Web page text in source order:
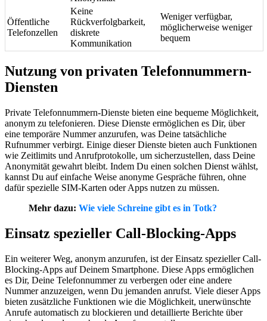
Öffentliche
Telefonzellen
Keine
Rückverfolgbarkeit,
diskrete
Kommunikation
Weniger verfügbar,
möglicherweise weniger
bequem
Nutzung von privaten Telefonnummern-
Diensten
Private Telefonnummern-Dienste bieten eine bequeme Möglichkeit,
anonym zu telefonieren. Diese Dienste ermöglichen es Dir, über
eine temporäre Nummer anzurufen, was Deine tatsächliche
Rufnummer verbirgt. Einige dieser Dienste bieten auch Funktionen
wie Zeitlimits und Anrufprotokolle, um sicherzustellen, dass Deine
Anonymität gewahrt bleibt. Indem Du einen solchen Dienst wählst,
kannst Du auf einfache Weise anonyme Gespräche führen, ohne
dafür spezielle SIM-Karten oder Apps nutzen zu müssen.
Mehr dazu: Wie viele Schreine gibt es in Totk?
Einsatz spezieller Call-Blocking-Apps
Ein weiterer Weg, anonym anzurufen, ist der Einsatz spezieller Call-
Blocking-Apps auf Deinem Smartphone. Diese Apps ermöglichen
es Dir, Deine Telefonnummer zu verbergen oder eine andere
Nummer anzuzeigen, wenn Du jemanden anrufst. Viele dieser Apps
bieten zusätzliche Funktionen wie die Möglichkeit, unerwünschte
Anrufe automatisch zu blockieren und detaillierte Berichte über